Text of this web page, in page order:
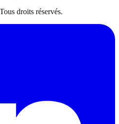
droits réservés.